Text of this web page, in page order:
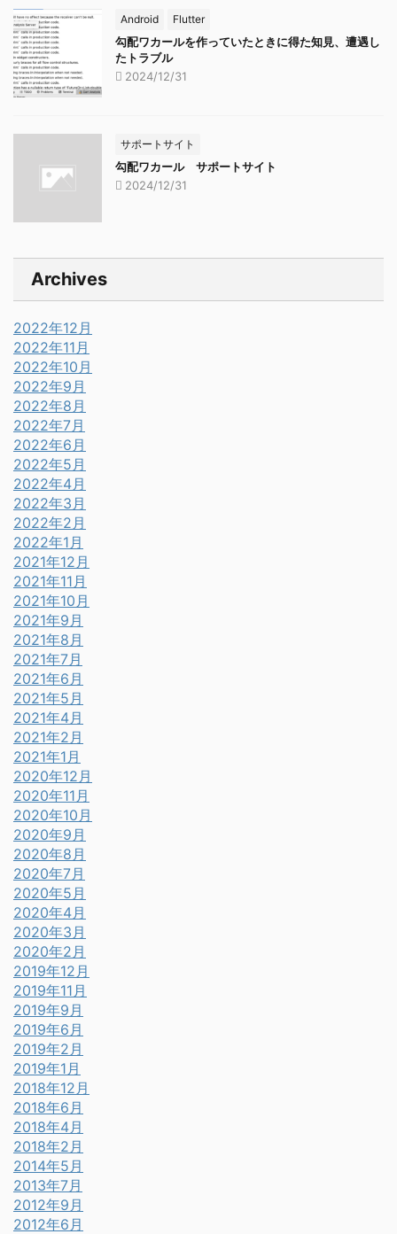
Android Flutter
勾配ワカールを作っていたときに得た知見、遭遇し
たトラブル
2024/12/31
サポートサイト
勾配ワカール サポートサイト
2024/12/31
Archives
2022年12月
2022年11月
2022年10月
2022年9月
2022年8月
2022年7月
2022年6月
2022年5月
2022年4月
2022年3月
2022年2月
2022年1月
2021年12月
2021年11月
2021年10月
2021年9月
2021年8月
2021年7月
2021年6月
2021年5月
2021年4月
2021年2月
2021年1月
2020年12月
2020年11月
2020年10月
2020年9月
2020年8月
2020年7月
2020年5月
2020年4月
2020年3月
2020年2月
2019年12月
2019年11月
2019年9月
2019年6月
2019年2月
2019年1月
2018年12月
2018年6月
2018年4月
2018年2月
2014年5月
2013年7月
2012年9月
2012年6月